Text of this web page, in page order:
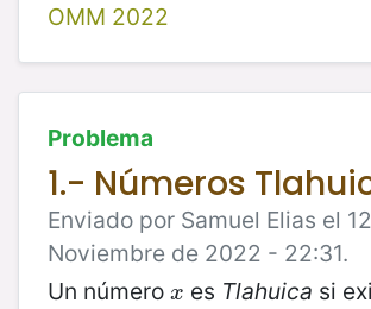
OMM 2022
Problema
1.- Números
Enviado por Samuel Elias el
Noviembre de 2022 - 22:31.
Un número x
x es Tlahuica si